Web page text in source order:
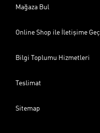
Mağaza Bul
Online Shop ile İletişime Geç
Bilgi Toplumu Hizmetleri
Teslimat
Sitemap